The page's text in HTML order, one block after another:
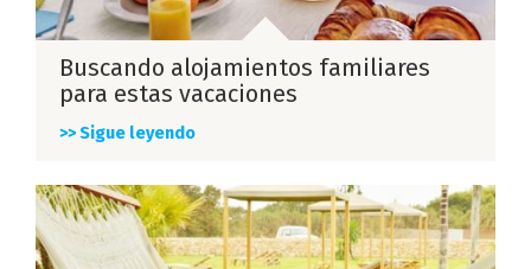
Buscando alojamientos familiares
para estas vacaciones
>> Sigue leyendo